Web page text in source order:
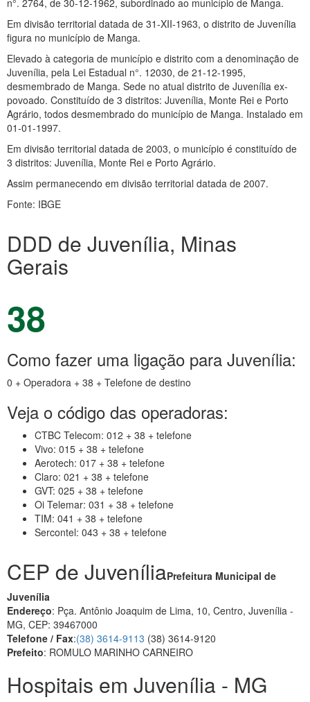
n°. 2764, de 30-12-1962, subordinado ao município de Manga.
Em divisão territorial datada de 31-XII-1963, o distrito de Juvenília
figura no município de Manga.
Elevado à categoria de município e distrito com a denominação de
Juvenília, pela Lei Estadual n°. 12030, de 21-12-1995,
desmembrado de Manga. Sede no atual distrito de Juvenília ex-
povoado. Constituído de 3 distritos: Juvenília, Monte Rei e Porto
Agrário, todos desmembrado do município de Manga. Instalado em
01-01-1997.
Em divisão territorial datada de 2003, o município é constituído de
3 distritos: Juvenília, Monte Rei e Porto Agrário.
Assim permanecendo em divisão territorial datada de 2007.
Fonte: IBGE
DDD de Juvenília, Minas
Gerais
38
Como fazer uma ligação para Juvenília:
0 + Operadora + 38 + Telefone de destino
Veja o código das operadoras:
CTBC Telecom: 012 + 38 + telefone
Vivo: 015 + 38 + telefone
Aerotech: 017 + 38 + telefone
Claro: 021 + 38 + telefone
GVT: 025 + 38 + telefone
Oi Telemar: 031 + 38 + telefone
TIM: 041 + 38 + telefone
Sercontel: 043 + 38 + telefone
CEP de JuveníliaPrefeitura Municipal de
Juvenília
Endereço: Pça. Antônio Joaquim de Lima, 10, Centro, Juvenília -
MG, CEP: 39467000
Telefone / Fax:(38) 3614-9113 (38) 3614-9120
Prefeito: ROMULO MARINHO CARNEIRO
Hospitais em Juvenília - MG